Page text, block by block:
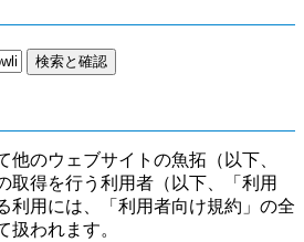
他のウェブサイトの魚拓（以下、
取得を行う利用者（以下、「利用
利用には、「利用者向け規約」の全
扱われます。